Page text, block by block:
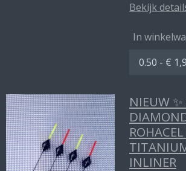
Bekijk
In
NIEUW
INLINER